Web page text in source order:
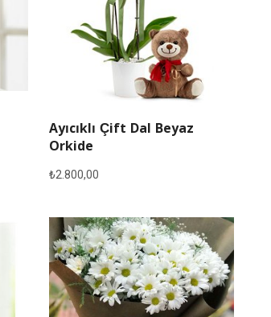
Ayıcıklı Çift Dal Beyaz
Orkide
₺2.800,00